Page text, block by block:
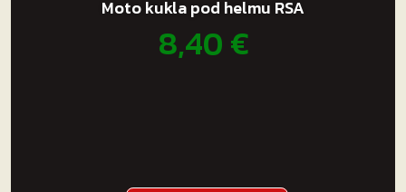
Moto kukla pod helmu RSA
8,40€